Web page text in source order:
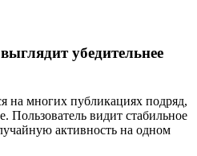
убедительнее
на многих публикациях подряд,
Пользователь видит стабильное
активность на одном